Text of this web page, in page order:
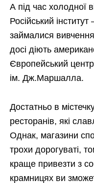
А під час холодної
Російський
займалися
досі діють
Європейський
ім. Дж.Маршалла.
Достатньо в
ресторанів, які
Однак, магазини
трохи дорогуваті,
краще привезти з
крамницях ви